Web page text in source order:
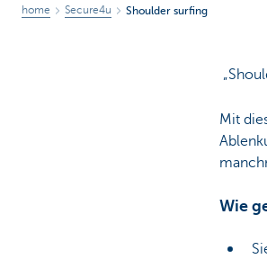
home Secure4u Shoulder surfing
Mit
Wie